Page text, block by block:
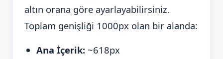
altın orana göre ayarlayabilirsiniz.
Toplam genişliği 1000px olan bir alanda:
Ana İçerik: ~618px